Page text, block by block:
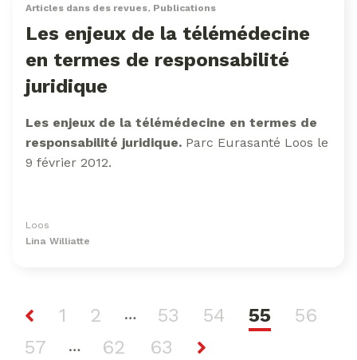
Articles dans des revues, Publications
Les enjeux de la télémédecine
en termes de responsabilité
juridique
Les enjeux de la télémédecine en termes de
responsabilité juridique. Parc Eurasanté Loos le
9 février 2012.
Loos
Lina Williatte
1 2 … 53 54 55
56
57
… 62 63